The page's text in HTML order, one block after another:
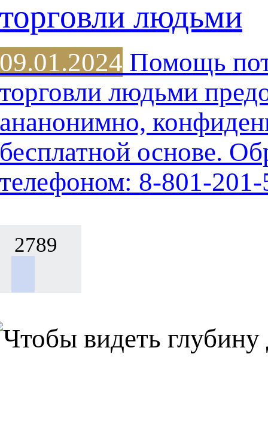
торговли людьми
09.01.2024 Помощь
торговли людьми
ананонимно,
бесплатной основе.
телефоном: 8-801-
2789